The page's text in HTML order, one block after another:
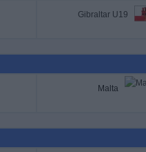
Gibraltar U19
Malta